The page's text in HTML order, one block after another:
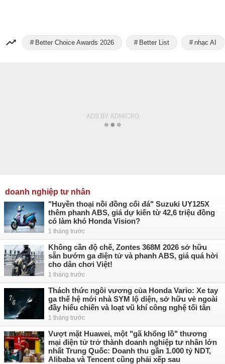
Better Choice Awards 2026 Better List nhạc AI
doanh nghiệp tư nhân
"Huyền thoại nồi đồng cối đá" Suzuki UY125X
thêm phanh ABS, giá dự kiến từ 42,6 triệu đồng
có làm khó Honda Vision?
1 tháng trước
Không cần độ chế, Zontes 368M 2026 sở hữu
sẵn bướm ga điện tử và phanh ABS, giá quá hời
cho dân chơi Việt!
1 tháng trước
Thách thức ngôi vương của Honda Vario: Xe tay
ga thế hệ mới nhà SYM lộ diện, sở hữu vẻ ngoài
đầy hiếu chiến và loạt vũ khí công nghệ tối tân
1 tháng trước
Vượt mặt Huawei, một "gã khổng lồ" thương
mại điện tử trở thành doanh nghiệp tư nhân lớn
nhất Trung Quốc: Doanh thu gần 1.000 tỷ NDT,
Alibaba và Tencent cũng phải xếp sau